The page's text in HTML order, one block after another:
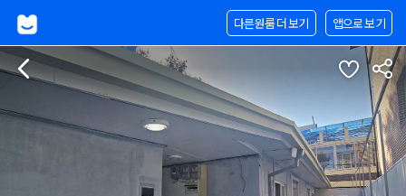
앱으로 보기
다른원룸 더 보기